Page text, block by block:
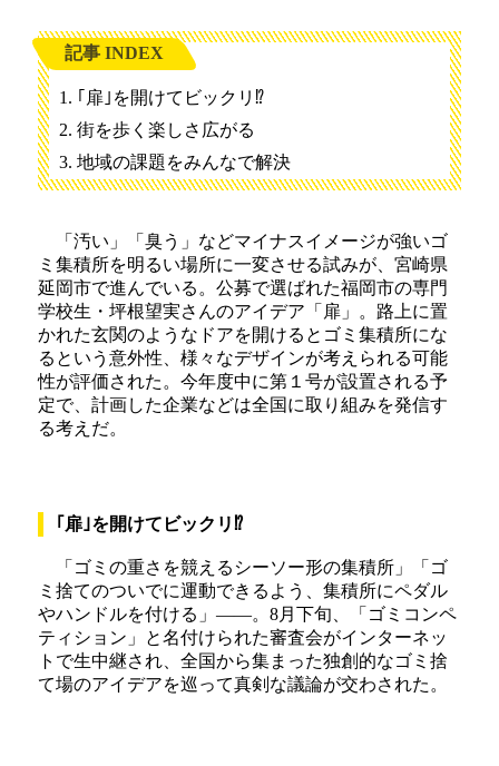
記事 INDEX
｢扉｣を開けてビックリ⁉
街を歩く楽しさ広がる
地域の課題をみんなで解決
「汚い」「臭う」などマイナスイメージが強いゴ
ミ集積所を明るい場所に一変させる試みが、宮崎県
延岡市で進んでいる。公募で選ばれた福岡市の専門
学校生・坪根望実さんのアイデア「扉」。路上に置
かれた玄関のようなドアを開けるとゴミ集積所にな
るという意外性、様々なデザインが考えられる可能
性が評価された。今年度中に第１号が設置される予
定で、計画した企業などは全国に取り組みを発信す
る考えだ。
｢扉｣を開けてビックリ⁉
「ゴミの重さを競えるシーソー形の集積所」「ゴ
ミ捨てのついでに運動できるよう、集積所にペダル
やハンドルを付ける」――。8月下旬、「ゴミコンペ
ティション」と名付けられた審査会がインターネッ
トで生中継され、全国から集まった独創的なゴミ捨
て場のアイデアを巡って真剣な議論が交わされた。